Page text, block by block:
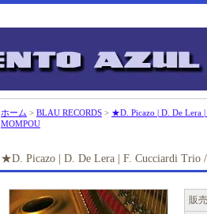
ホーム > BLAU RECORDS > ★D. Picazo | D. De Lera
MOMPOU
★D. Picazo | D. De Lera | F. Cucciardi
販